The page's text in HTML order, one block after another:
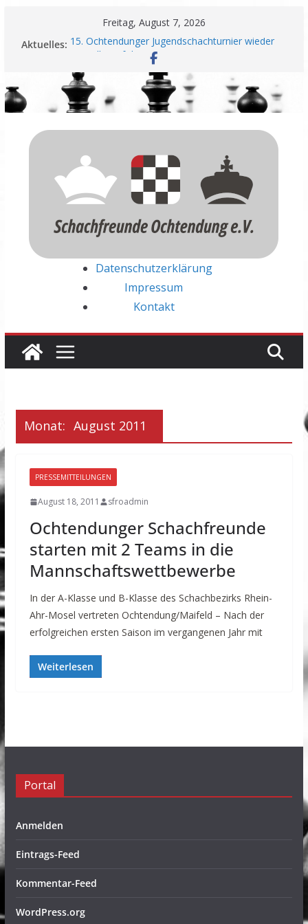
Freitag, August 7, 2026
Aktuelles: 15. Ochtendunger Jugendschachturnier wieder
Schachfreunde Ochtendung unterzeichnen
Fairplay Vereinbarung für Vereine
Schachfreunde mit erfolgreichem Rheinland-
Pfalz Open – Nadir Üstüntas überragt
Datenschutzerklärung
Impressum
Kontakt
Monat: August 2011
PRESSEMITTEILUNGEN
August 18, 2011 sfroadmin
Ochtendunger Schachfreunde
starten mit 2 Teams in die
Mannschaftswettbewerbe
In der A-Klasse und B-Klasse des Schachbezirks Rhein-
Ahr-Mosel vertreten Ochtendung/Maifeld – Nach der
erfolgreichen ersten Saison im vergangenen Jahr mit
Weiterlesen
Portal
Anmelden
Eintrags-Feed
Kommentar-Feed
WordPress.org